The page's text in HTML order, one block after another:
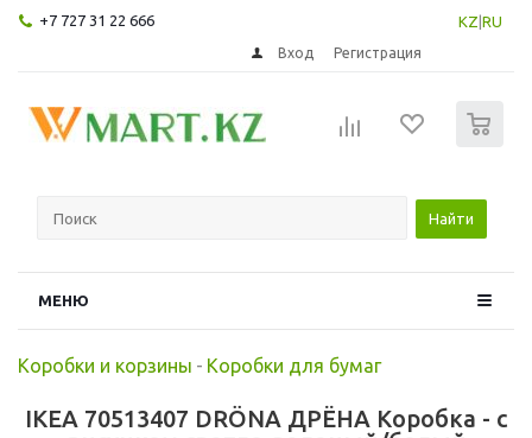
+7 727 31 22 666 KZ RU
Вход Регистрация
Найти
МЕНЮ
Коробки и корзины - Коробки для бумаг
IKEA 70513407 DRÖNA ДРЁНА Коробка - с